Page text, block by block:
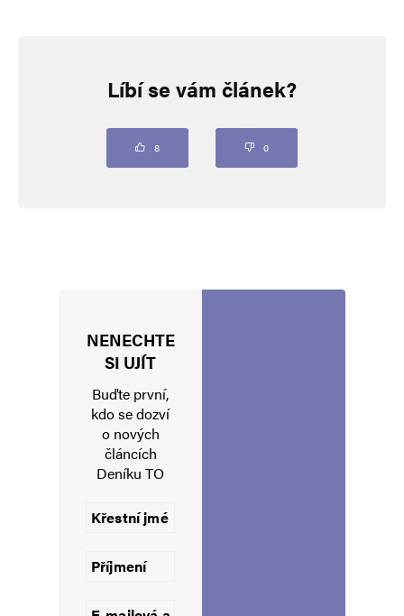
Vaše e-mailová adresa nebude zveřejněna. Vyžadované informace jsou
Uložit do prohlížeče jméno, e-mail a webovou stránku pro budoucí
Informujte mě o nových komentářích e-mailem.
Líbí se vám článek?
8 0
NENECHTE
SI UJÍT
Buďte první,
kdo se dozví
o nových
článcích
Deníku TO